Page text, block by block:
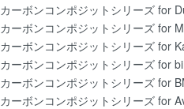
カーボンコンポジットシリーズ for
カーボンコンポジットシリーズ for
カーボンコンポジットシリーズ for
カーボンコンポジットシリーズ for
カーボンコンポジットシリーズ for
カーボンコンポジットシリーズ for